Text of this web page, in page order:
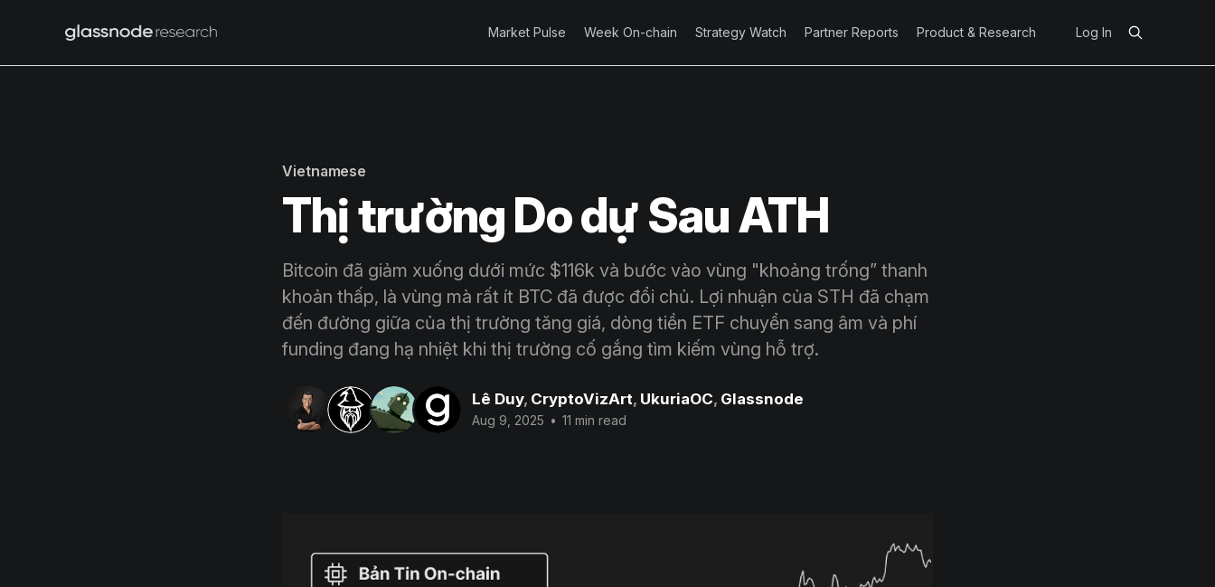
Market Pulse Week On-chain Strategy Watch Partner Reports Product & Research Log In
Vietnamese
Thị trường Do dự Sau ATH
Bitcoin đã giảm xuống dưới mức $116k và bước vào vùng "khoảng trống” thanh
khoản thấp, là vùng mà rất ít BTC đã được đổi chủ. Lợi nhuận của STH đã chạm
đến đường giữa của thị trường tăng giá, dòng tiền ETF chuyển sang âm và phí
funding đang hạ nhiệt khi thị trường cố gắng tìm kiếm vùng hỗ trợ.
Lê Duy, CryptoVizArt, UkuriaOC, Glassnode
Aug 9, 2025 • 11 min read